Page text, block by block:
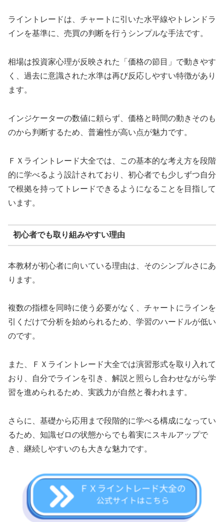
ライントレードは、チャートに引いた水平線やトレンドラ
インを基準に、売買の判断を行うシンプルな手法です。
相場は投資家心理が反映された「価格の節目」で動きやす
く、過去に意識された水準は再び反応しやすい特徴があり
ます。
インジケーターの数値に頼らず、価格と時間の動きそのも
のから判断するため、普遍性が高い点が魅力です。
ＦＸライントレード大全では、この基本的な考え方を段階
的に学べるよう設計されており、初心者でも少しずつ自分
で根拠を持ってトレードできるようになることを目指して
います。
初心者でも取り組みやすい理由
本教材が初心者に向いている理由は、そのシンプルさにあ
ります。
複数の指標を同時に使う必要がなく、チャートにラインを
引くだけで分析を始められるため、学習のハードルが低い
のです。
また、ＦＸライントレード大全では演習形式を取り入れて
おり、自分でラインを引き、解説と照らし合わせながら学
習を進められるため、実践力が自然と養われます。
さらに、基礎から応用まで段階的に学べる構成になってい
るため、知識ゼロの状態からでも着実にスキルアップで
き、継続しやすいのも大きな魅力です。